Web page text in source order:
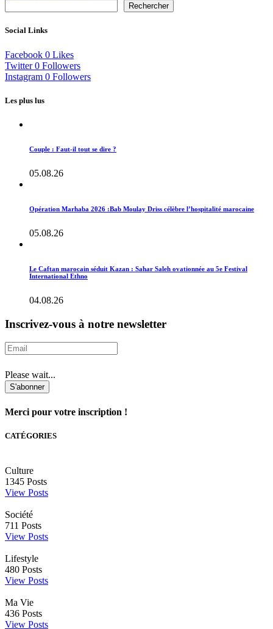
Rechercher
Social Links
Facebook 0 Likes
Twitter 0 Followers
Instagram 0 Followers
Les plus lus
Couple : Faut-il tout se dire ?
05.08.26
Opération Marhaba 2026 :Bab Moulay Driss célèbre l’hospitalité marocaine
05.08.26
Le Caftan marocain séduit Kazan : Sahar Saleh ovationnée au 5e Festival
International Ethno
04.08.26
Inscrivez-vous à notre newsletter
Please wait...
S'abonner
Merci pour votre inscription !
CATÉGORIES
Culture
1345 Posts
View Posts
Société
711 Posts
View Posts
Lifestyle
480 Posts
View Posts
Ma Vie
436 Posts
View Posts